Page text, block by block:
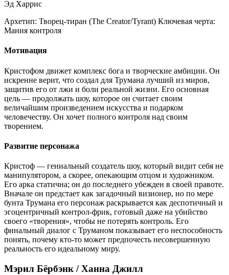
Эд Харрис
Архетип: Творец-тиран (The Creator/Tyrant) Ключевая черта:
Мания контроля
Мотивация
Кристофом движет комплекс бога и творческие амбиции. Он
искренне верит, что создал для Трумана лучший из миров,
защитив его от лжи и боли реальной жизни. Его основная
цель — продолжать шоу, которое он считает своим
величайшим произведением искусства и подарком
человечеству. Он хочет полного контроля над своим
творением.
Развитие персонажа
Кристоф — гениальный создатель шоу, который видит себя не
манипулятором, а скорее, опекающим отцом и художником.
Его арка статична; он до последнего убежден в своей правоте.
Вначале он предстает как загадочный визионер, но по мере
бунта Трумана его персонаж раскрывается как деспотичный и
эгоцентричный контрол-фрик, готовый даже на убийство
своего «творения», чтобы не потерять контроль. Его
финальный диалог с Труманом показывает его неспособность
понять, почему кто-то может предпочесть несовершенную
реальность его идеальному миру.
Мэрил Бёрбэнк / Ханна Джилл